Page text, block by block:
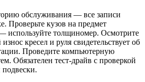
обслуживания — все записи
Проверьте кузов на предмет
используйте толщиномер. Осмотрите
кресел и руля свидетельствует об
Проведите компьютерную
Обязателен тест-драйв с проверкой